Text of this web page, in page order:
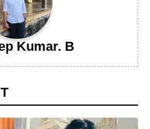
Kumar. B